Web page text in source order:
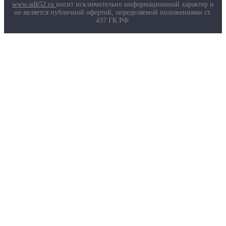
Маркировка противогазов
Основные ТР ТС, ГОСТ и ТУ
www.adk52.ru носит исключительно информационный характер и
не является публичной офертой, определяемой положениями ст.
437 ГК РФ.